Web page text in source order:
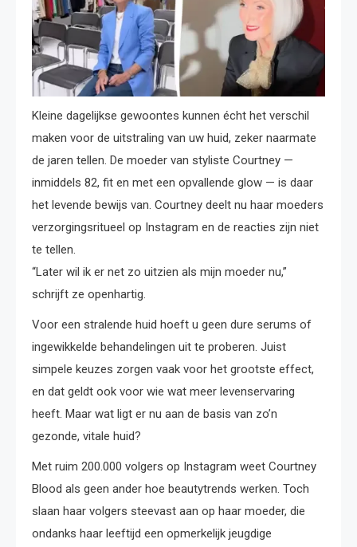
Kleine dagelijkse gewoontes kunnen écht het verschil
maken voor de uitstraling van uw huid, zeker naarmate
de jaren tellen. De moeder van styliste Courtney —
inmiddels 82, fit en met een opvallende glow — is daar
het levende bewijs van. Courtney deelt nu haar moeders
verzorgingsritueel op Instagram en de reacties zijn niet
te tellen.
“Later wil ik er net zo uitzien als mijn moeder nu,”
schrijft ze openhartig.
Voor een stralende huid hoeft u geen dure serums of
ingewikkelde behandelingen uit te proberen. Juist
simpele keuzes zorgen vaak voor het grootste effect,
en dat geldt ook voor wie wat meer levenservaring
heeft. Maar wat ligt er nu aan de basis van zo’n
gezonde, vitale huid?
Met ruim 200.000 volgers op Instagram weet Courtney
Blood als geen ander hoe beautytrends werken. Toch
slaan haar volgers steevast aan op haar moeder, die
ondanks haar leeftijd een opmerkelijk jeugdige